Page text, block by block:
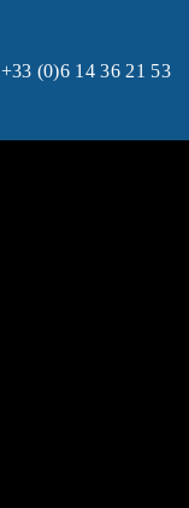
+33 (0)6 14 36 21 53